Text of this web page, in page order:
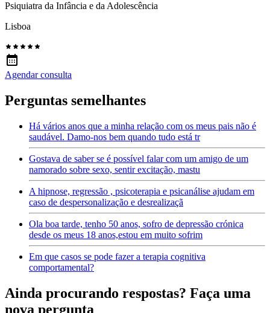
Psiquiatra da Infância e da Adolescência
Lisboa
Agendar consulta
Perguntas semelhantes
Há vários anos que a minha relação com os meus pais não é
saudável. Damo-nos bem quando tudo está tr
Gostava de saber se é possível falar com um amigo de um
namorado sobre sexo, sentir excitação, mastu
A hipnose, regressão , psicoterapia e psicanálise ajudam em
caso de despersonalização e desrealizaçã
Ola boa tarde, tenho 50 anos, sofro de depressão crónica
desde os meus 18 anos,estou em muito sofrim
Em que casos se pode fazer a terapia cognitiva
comportamental?
Ainda procurando respostas? Faça uma
nova pergunta